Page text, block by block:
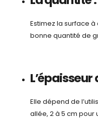
Estimez la surface
bonne quantité de
Elle dépend de
allée, 2 à 5 cm pour